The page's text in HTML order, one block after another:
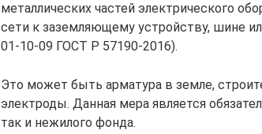
металлических частей электрического
сети к заземляющему устройству, шине
01-10-09 ГОСТ Р 57190-2016).
Это может быть арматура в земле,
электроды. Данная мера является
так и нежилого фонда.